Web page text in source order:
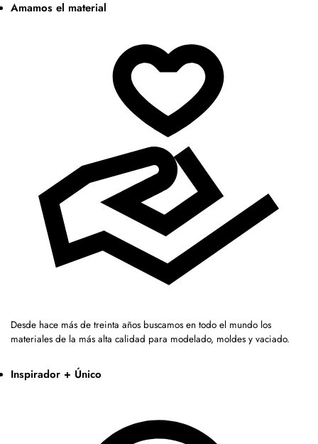
Amamos el material
Desde hace más de treinta años buscamos en todo el mundo los
materiales de la más alta calidad para modelado, moldes y vaciado.
Inspirador + Único